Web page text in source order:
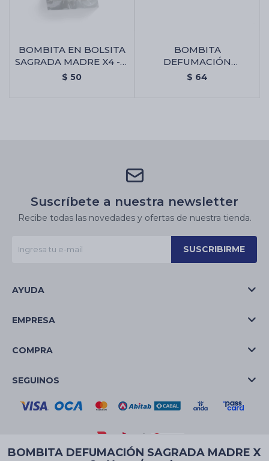
BOMBITA DEFUMACIÓN SAGRADA MADRE X
BOMBITA EN BOLSITA
SAGRADA MADRE X4 - 4
Poderes
$ 50
BOMBITA
DEFUMACIÓN
SAGRADA MADRE X4 - 7
$ 64
Suscríbete a nuestra newsletter
Recibe todas las novedades y ofertas de nuestra tienda.
SUSCRIBIRME
AYUDA
EMPRESA
COMPRA
SEGUINOS